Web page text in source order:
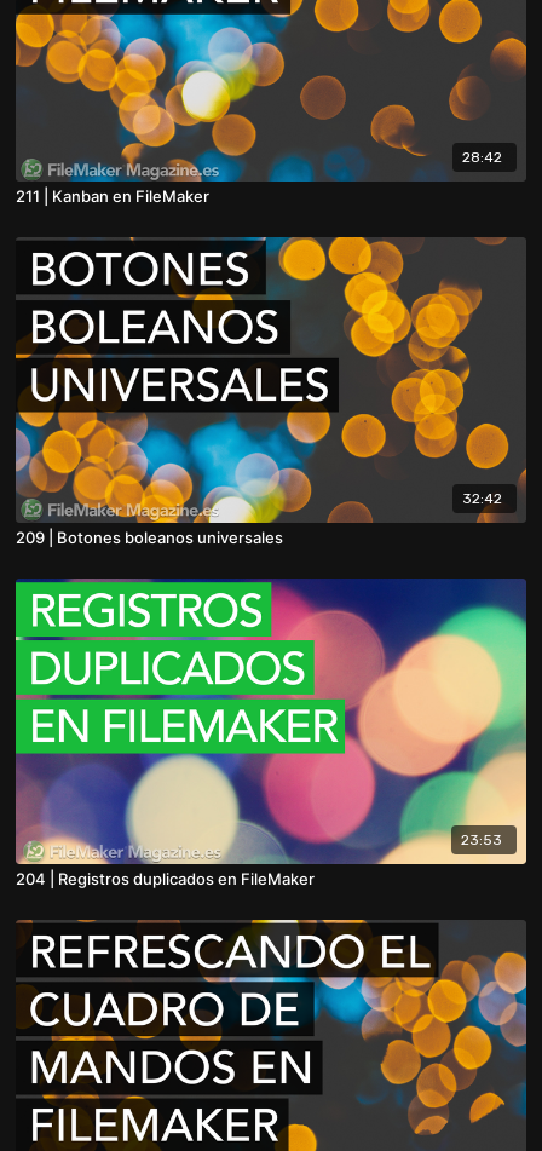
28:42
211 | Kanban en FileMaker
32:42
209 | Botones boleanos universales
23:53
204 | Registros duplicados en FileMaker